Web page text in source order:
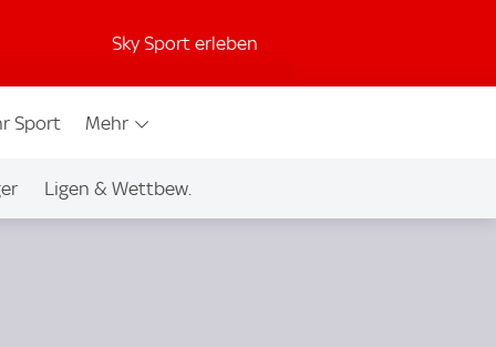
Sky Sport erleben
Sport Mehr
Ligen & Wettbew.